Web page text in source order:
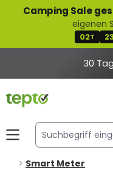
springen
Camping Sale
eigenen
02T
30
Smart Meter